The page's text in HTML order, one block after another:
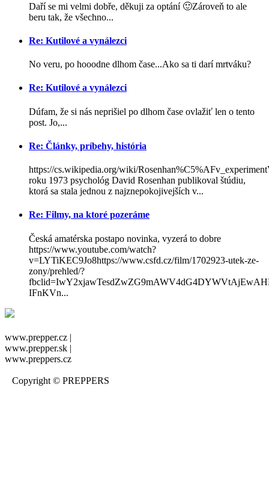
Daří se mi velmi dobře, děkuji za optání 🙂Zároveň to ale
beru tak, že všechno...
Re: Kutilové a vynálezci
No veru, po hooodne dlhom čase...Ako sa ti darí mrtváku?
Re: Kutilové a vynálezci
Dúfam, že si nás neprišiel po dlhom čase ovlažiť len o tento
post. Jo,...
Re: Články, príbehy, história
https://cs.wikipedia.org/wiki/
roku 1973 psychológ David Rosenhan publikoval štúdiu,
ktorá sa stala jednou z najznepokojivejších v...
Re: Filmy, na ktoré pozeráme
Česká amatérska postapo novinka, vyzerá to dobre
https://www.youtube.com/watch?
v=LYTiKEC9Jo8https://www.csfd.cz/film/1702923-utek-ze-
zony/prehled/?
IFnKVn...
www.prepper.cz |
www.prepper.sk |
www.preppers.cz
Copyright © PREPPERS